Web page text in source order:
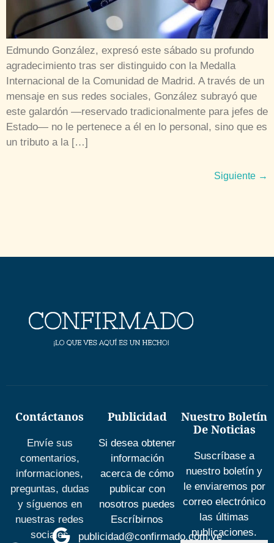
Edmundo González, expresó este sábado su profundo
agradecimiento tras ser distinguido con la Medalla
Internacional de la Comunidad de Madrid. A través de un
mensaje en sus redes sociales, González subrayó que
este galardón —reservado tradicionalmente para jefes de
Estado— no le pertenece a él en lo personal, sino que es
un tributo a la […]
Siguiente →
Contáctanos
Envíe sus
comentarios,
informaciones,
preguntas, dudas
y síguenos en
nuestras redes
sociales
Publicidad
Si desea obtener
información
acerca de cómo
publicar con
nosotros puedes
Escríbirnos
publicidad@confirmado.com.ve
Nuestro Boletín
De Noticias
Suscríbase a
nuestro boletín y
le enviaremos por
correo electrónico
las últimas
publicaciones.